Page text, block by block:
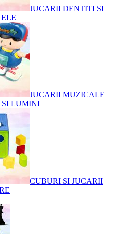
JUCARII DENTITI SI
JUCARII MUZICALE
SI LUMINI
CUBURI SI JUCARII